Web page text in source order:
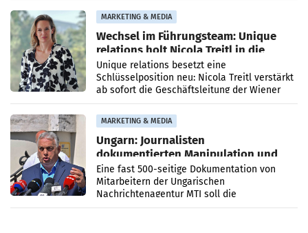
MARKETING & MEDIA
Wechsel im Führungsteam: Unique
relations holt Nicola Treitl in die
Geschäftsleitung
Unique relations besetzt eine
Schlüsselposition neu: Nicola Treitl verstärkt
ab sofort die Geschäftsleitung der Wiener
PR-Agentur an der Seite von Josef Kalina und
Anna Kalina-Mahr.
MARKETING & MEDIA
Ungarn: Journalisten
dokumentierten Manipulation und
Zensur
Eine fast 500-seitige Dokumentation von
Mitarbeitern der Ungarischen
Nachrichtenagentur MTI soll die
systematische Nachrichten-Manipulation und